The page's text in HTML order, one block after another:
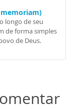
memoriam)
longo de seu
de forma simples
de Deus.